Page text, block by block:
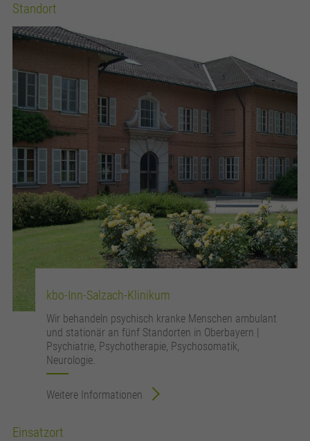
Standort
kbo-Inn-Salzach-Klinikum
Wir behandeln psychisch kranke Menschen ambulant
und stationär an fünf Standorten in Oberbayern |
Psychiatrie, Psychotherapie, Psychosomatik,
Neurologie.
Weitere Informationen
Einsatzort